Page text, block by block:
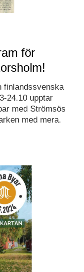
för
finlandssvenska
24.10 upptar
med Strömsös
med mera.